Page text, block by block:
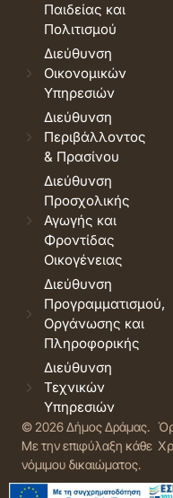
Παιδείας και
Πολιτισμού
Διεύθυνση
Οικονομικών
Υπηρεσιών
Διεύθυνση
Περιβάλλοντος
& Πρασίνου
Διεύθυνση
Προσχολικής
Αγωγής και
Φροντίδας
Οικογένειας
Διεύθυνση
Προγραμματισμού,
Οργάνωσης και
Πληροφορικής
Διεύθυνση
Τεχνικών
Υπηρεσιών
© 2026 Δήμος Δράμας.
Με την επιφύλαξη κάθε
νόμιμου δικαιώματος.